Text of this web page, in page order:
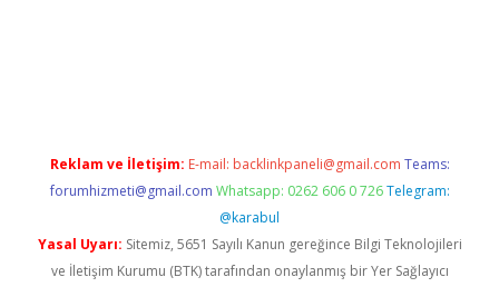
Reklam ve İletişim: E-mail: backlinkpaneli@gmail.com Teams:
forumhizmeti@gmail.com Whatsapp: 0262 606 0 726 Telegram:
@karabul
Yasal Uyarı: Sitemiz, 5651 Sayılı Kanun gereğince Bilgi Teknolojileri
ve İletişim Kurumu (BTK) tarafından onaylanmış bir Yer Sağlayıcı